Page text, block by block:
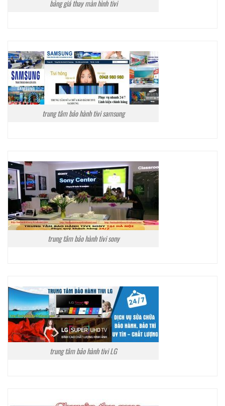
bảng giá thay màn hình tivi
trung tâm bảo hành tivi samsung
trung tâm bảo hành tivi sony
trung tâm bảo hành tivi LG